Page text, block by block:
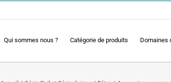
Qui sommes nous ? Catégorie de produits Domaines